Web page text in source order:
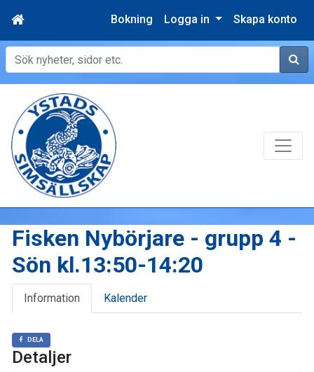
Bokning Logga in Skapa konto
Sök
Fisken Nybörjare - grupp 4 -
Sön kl.13:50-14:20
Information Kalender
DELA
Detaljer